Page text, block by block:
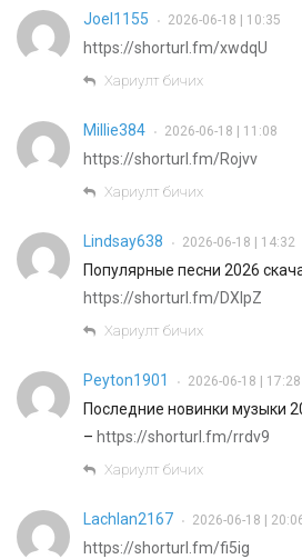
Joel1155 • 2026-06-18 | 10:35
https://shorturl.fm/xwdqU
Хариулт бичих
Millie384 • 2026-06-18 | 11:08
https://shorturl.fm/Rojvv
Хариулт бичих
Lindsay638 • 2026-06-18 | 14:32
Популярные песни 2026
https://shorturl.fm/DXlpZ
Хариулт бичих
Peyton1901 • 2026-06-18 | 17:28
Последние новинки музыки
– https://shorturl.fm/rrdv9
Хариулт бичих
Lachlan2167 • 2026-06-18 |
https://shorturl.fm/fi5ig